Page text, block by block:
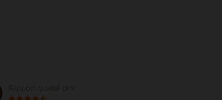
Rapport qualité-prix